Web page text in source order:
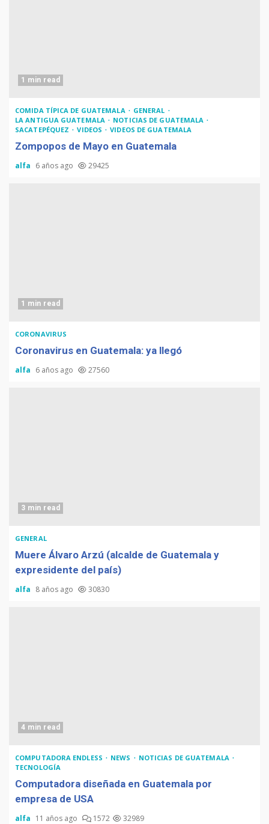
1 min read
COMIDA TÍPICA DE GUATEMALA
GENERAL
LA ANTIGUA GUATEMALA
NOTICIAS DE GUATEMALA
SACATEPÉQUEZ
VIDEOS VIDEOS DE GUATEMALA
Zompopos de Mayo en Guatemala
alfa 6 años ago 29425
1 min read
CORONAVIRUS
Coronavirus en Guatemala: ya llegó
alfa 6 años ago 27560
3 min read
GENERAL
Muere Álvaro Arzú (alcalde de Guatemala y
expresidente del país)
alfa 8 años ago 30830
4 min read
COMPUTADORA ENDLESS NEWS
NOTICIAS DE GUATEMALA
TECNOLOGÍA
Computadora diseñada en Guatemala por
empresa de USA
alfa 11 años ago 1572 32989